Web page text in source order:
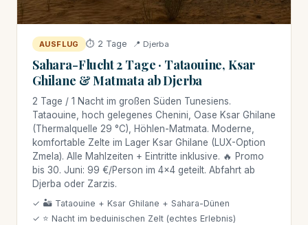
AUSFLUG ⏱ 2 Tage 📍 Djerba
Sahara-Flucht 2 Tage · Tataouine, Ksar
Ghilane & Matmata ab Djerba
2 Tage / 1 Nacht im großen Süden Tunesiens.
Tataouine, hoch gelegenes Chenini, Oase Ksar Ghilane
(Thermalquelle 29 °C), Höhlen-Matmata. Moderne,
komfortable Zelte im Lager Ksar Ghilane (LUX-Option
Zmela). Alle Mahlzeiten + Eintritte inklusive. 🔥 Promo
bis 30. Juni: 99 €/Person im 4×4 geteilt. Abfahrt ab
Djerba oder Zarzis.
✓ 🏜 Tataouine + Ksar Ghilane + Sahara-Dünen
✓ ⭐ Nacht im beduinischen Zelt (echtes Erlebnis)